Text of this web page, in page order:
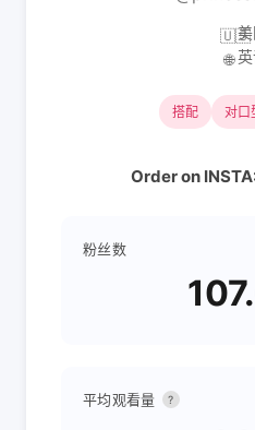
🇺🇸
🌐
搭配 对口
Order on
粉丝数
平均观看量 ?